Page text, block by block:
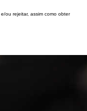
, e/ou rejeitar, assim como obter